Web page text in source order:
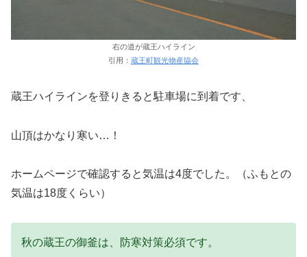
右の道が蔵王ハイライン
引用： 蔵王町観光物産協会
蔵王ハイラインを登りきると駐車場に到着です、
山頂はかなり寒い…！
ホームページで確認すると気温は4度でした。（ふもとの
気温は18度くらい）
秋の蔵王の御釜は、防寒対策必須です。